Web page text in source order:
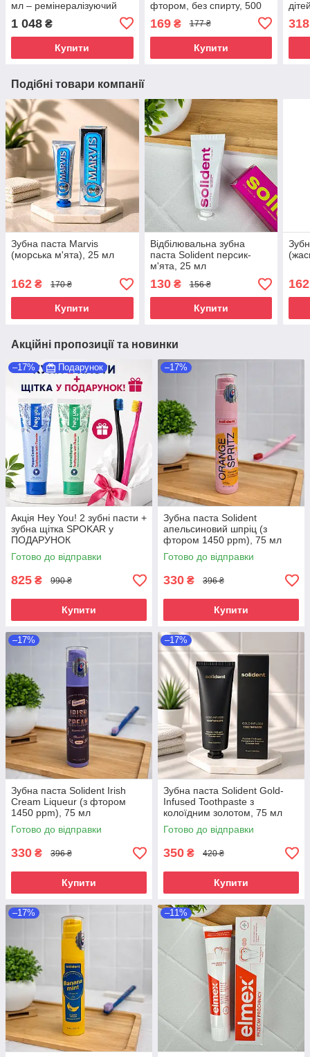
мл – ремінералізуючий
чутливості, без фтору
1 048 ₴
Купити
фтором, без спирту, 500
мл — для дітей від 6 років
і дорослих
169₴ 177 ₴
Купити
318
Подібні товари компанії
Зубна паста Marvis
(морська м'ята), 25 мл
162 ₴ 170 ₴
Купити
Відбілювальна зубна
паста Solident персик-
м'ята, 25 мл
130₴ 156 ₴
Купити
162
Акційні пропозиції та новинки
–17% Подарунок
Акція Hey You! 2 зубні пасти +
зубна щітка SPOKAR у
ПОДАРУНОК
Готово до відправки
825 ₴ 990 ₴
Купити
–17%
Зубна паста Solident
апельсиновий шпріц (з
фтором 1450 ppm), 75 мл
Готово до відправки
330 ₴ 396 ₴
Купити
–17%
Зубна паста Solident Irish
Cream Liqueur (з фтором
1450 ppm), 75 мл
Готово до відправки
330 ₴ 396 ₴
Купити
–17%
Зубна паста Solident Gold-
Infused Toothpaste з
колоїдним золотом, 75 мл
Готово до відправки
350 ₴ 420 ₴
Купити
–17% –11%